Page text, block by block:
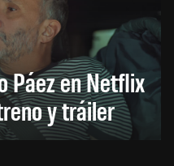
Páez en Netflix
y tráiler